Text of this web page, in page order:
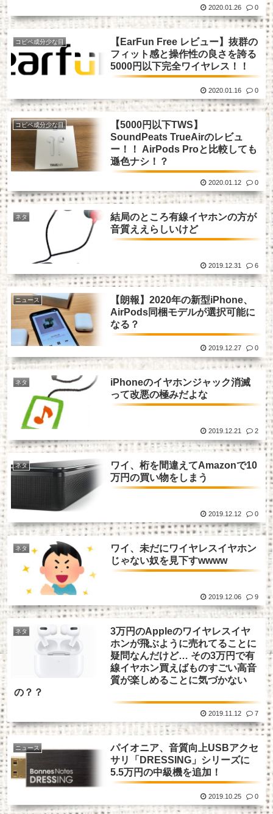
2020.01.26 0
コピペ成分少な目
【EarFun Free レビュー】抜群の
フィット感と操作性の良さを誇る
5000円以下完全ワイヤレス！！
2020.01.16 0
コピペ成分少な目
【5000円以下TWS】
SoundPeats TrueAirのレビュ
ー！！ AirPods Proと比較しても
遜色ナシ！？
2020.01.12 0
ネタ
結局のところ有線イヤホンの方が
音質ええらしいけど
2019.12.31 6
ニュース
【朗報】2020年の新型iPhone、
AirPods同梱モデルが選択可能に
なる？
2019.12.27 0
ネタ
iPhoneのイヤホンジャック消滅
って改悪の極みだよな
2019.12.21 2
ネタ
ワイ、桁を間違えてAmazonで10
万円の買い物をしまう
2019.12.12 0
ネタ
ワイ、未だにワイヤレスイヤホン
じゃない奴を見下すwwww
2019.12.06 9
ネタ
3万円のAppleのワイヤレスイヤ
ホンが飛ぶように売れてることに
疑問なんだけど… その3万円で有
線イヤホン買えばものすごい高音
質が楽しめることに気づかない
の？？
2019.11.12 7
ニュース
パイオニア、音質向上USBアクセ
サリ「DRESSING」シリーズに
5.5万円の中級機を追加！
2019.10.25 0